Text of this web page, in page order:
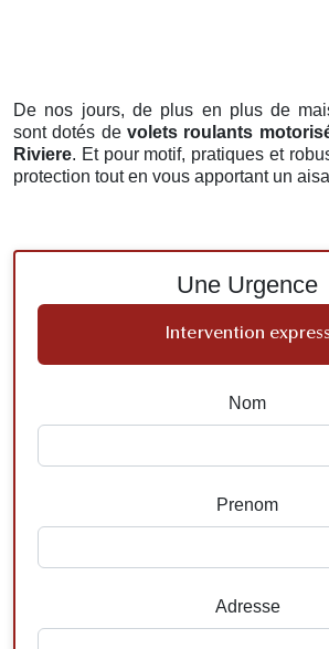
De nos jours, de plus en plus de
sont dotés de volets roulants
Riviere. Et pour motif, pratiques et
protection tout en vous apportant un
Une Urgence
Intervention express
Nom
Prenom
Adresse